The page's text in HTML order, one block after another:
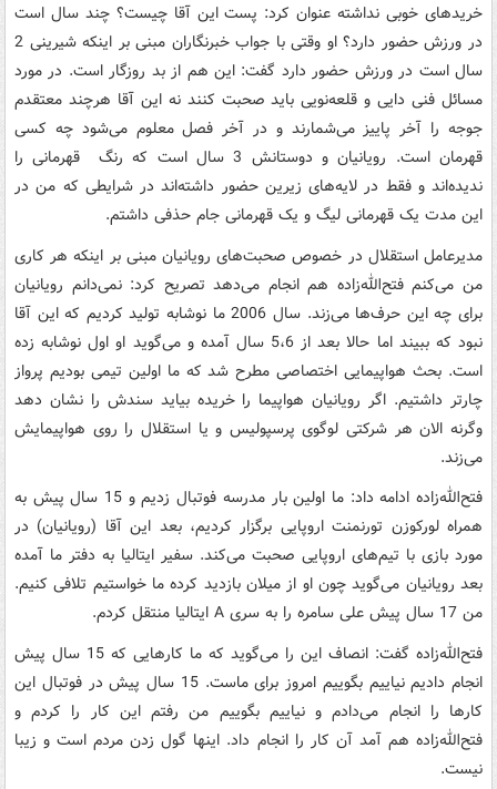
خریدهای خوبی نداشته عنوان کرد: پست این آقا چیست؟ چند سال است
در ورزش حضور دارد؟ او وقتی با جواب خبرنگاران مبنی بر اینکه شیرینی 2
سال است در ورزش حضور دارد گفت:‌ این هم از بد روزگار است. در مورد
مسائل فنی دایی و قلعه‌نویی باید صحبت کنند نه این آقا هرچند معتقدم
جوجه را آخر پاییز می‌شمارند و در آخر فصل معلوم می‌شود چه کسی
قهرمان است. رویانیان و دوستانش 3 سال است که رنگ قهرمانی را
ندیده‌اند و فقط در لایه‌های زیرین حضور داشته‌اند در شرایطی که من در
این مدت یک قهرمانی لیگ و یک قهرمانی جام حذفی داشتم.
مدیرعامل استقلال در خصوص صحبت‌های رویانیان مبنی بر اینکه هر کاری
من می‌کنم فتح‌الله‌زاده هم انجام می‌دهد تصریح کرد: نمی‌دانم رویانیان
برای چه این حرف‌ها می‌زند. سال 2006 ما نوشابه تولید کردیم که این آقا
نبود که ببیند اما حالا بعد از 5،6 سال آمده و می‌گوید او اول نوشابه زده
است. بحث هواپیمایی اختصاصی مطرح شد که ما اولین تیمی بودیم پرواز
چارتر داشتیم. اگر رویانیان هواپیما را خریده بیاید سندش را نشان دهد
وگرنه الان هر شرکتی لوگوی پرسپولیس و یا استقلال را روی هواپیما‌یش
می‌زند.
فتح‌الله‌زاده ادامه داد: ما اولین بار مدرسه فوتبال زدیم و 15 سال پیش به
همراه لورکوزن تورنمنت اروپایی برگزار کردیم، بعد این آقا (رویانیان) در
مورد بازی با تیم‌های اروپایی صحبت می‌کند. سفیر ایتالیا به دفتر ما آمده
بعد رویانیان می‌گوید چون او از میلان بازدید کرده ما خواستیم تلافی کنیم.
من 17 سال پیش علی سامره را به سری A ایتالیا منتقل کردم.
فتح‌الله‌زاده گفت: انصاف این را می‌گوید که ما کارهایی که 15 سال پیش
انجام دادیم نیاییم بگوییم امروز برای ماست. 15 سال پیش در فوتبال این
کارها را انجام می‌دادم و نیاییم بگوییم من رفتم این کار را کردم و
فتح‌الله‌زاده هم آمد آن کار را انجام داد. اینها گول زدن مردم است و زیبا
نیست.